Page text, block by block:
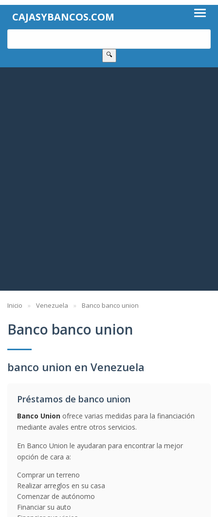
CAJASYBANCOS.COM
🔍
Inicio Venezuela Banco banco union
Banco banco union
banco union en Venezuela
Préstamos de banco union
Banco Union ofrece varias medidas para la financiación
mediante avales entre otros servicios.
En Banco Union le ayudaran para encontrar la mejor
opción de cara a:
Comprar un terreno
Realizar arreglos en su casa
Comenzar de autónomo
Financiar su auto